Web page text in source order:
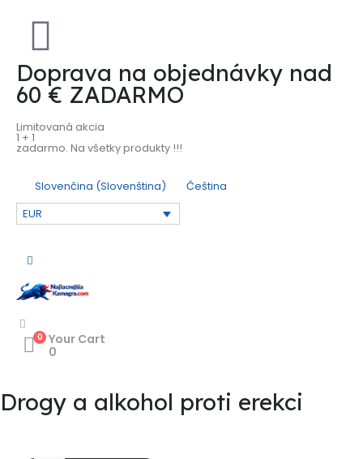
Doprava na objednávky nad
60 € ZADARMO
Limitovaná akcia
1 + 1
zadarmo. Na všetky produkty !!!
Slovenčina (Slovenština)
Čeština
EUR
0 Your Cart
0
Drogy a alkohol proti erekci